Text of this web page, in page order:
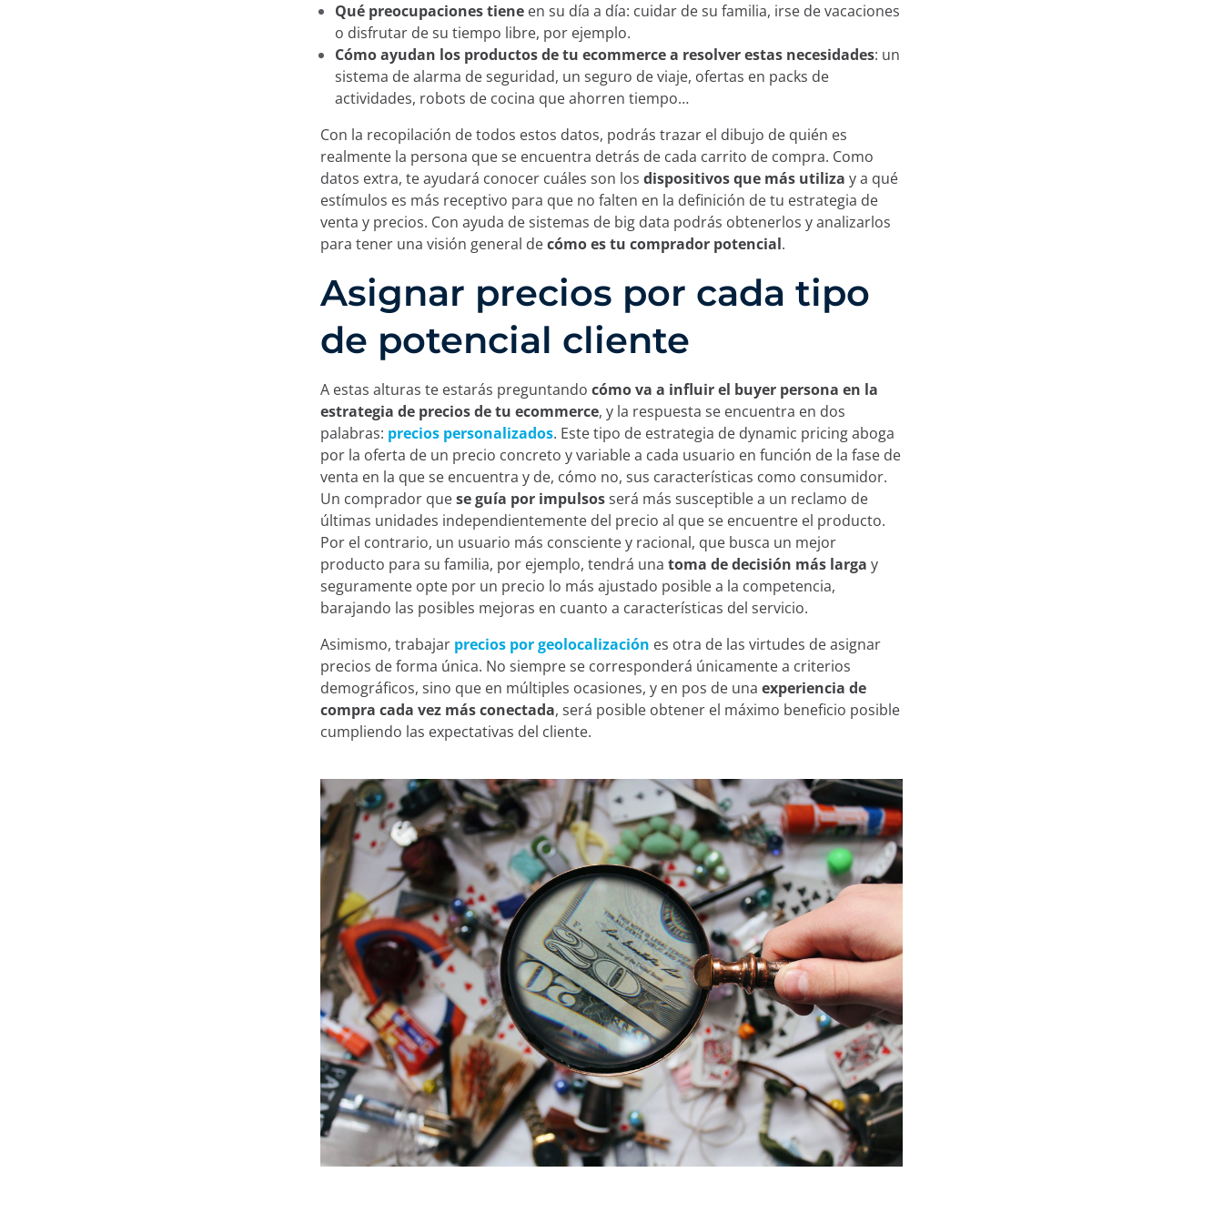
Qué preocupaciones tiene en su día a día: cuidar de su familia, irse de vacaciones
o disfrutar de su tiempo libre, por ejemplo.
Cómo ayudan los productos de tu ecommerce a resolver estas necesidades: un
sistema de alarma de seguridad, un seguro de viaje, ofertas en packs de
actividades, robots de cocina que ahorren tiempo…
Con la recopilación de todos estos datos, podrás trazar el dibujo de quién es
realmente la persona que se encuentra detrás de cada carrito de compra. Como
datos extra, te ayudará conocer cuáles son los dispositivos que más utiliza y a qué
estímulos es más receptivo para que no falten en la definición de tu estrategia de
venta y precios. Con ayuda de sistemas de big data podrás obtenerlos y analizarlos
para tener una visión general decómo es tu comprador potencial.
Asignar precios por cada tipo
de potencial cliente
A estas alturas te estarás preguntando cómo va a influir el buyer persona en la
estrategia de precios de tu ecommerce, y la respuesta se encuentra en dos
palabras: precios personalizados. Este tipo de estrategia de dynamic pricing aboga
por la oferta de un precio concreto y variable a cada usuario en función de la fase de
venta en la que se encuentra y de, cómo no, sus características como consumidor.
Un comprador quese guía por impulsosserá más susceptible a un reclamo de
últimas unidades independientemente del precio al que se encuentre el producto.
Por el contrario, un usuario más consciente y racional, que busca un mejor
producto para su familia, por ejemplo, tendrá una toma de decisión más larga y
seguramente opte por un precio lo más ajustado posible a la competencia,
barajando las posibles mejoras en cuanto a características del servicio.
Asimismo, trabajar precios por geolocalización es otra de las virtudes de asignar
precios de forma única. No siempre se corresponderá únicamente a criterios
demográficos, sino que en múltiples ocasiones, y en pos de una experiencia de
compra cada vez más conectada, será posible obtener el máximo beneficio posible
cumpliendo las expectativas del cliente.